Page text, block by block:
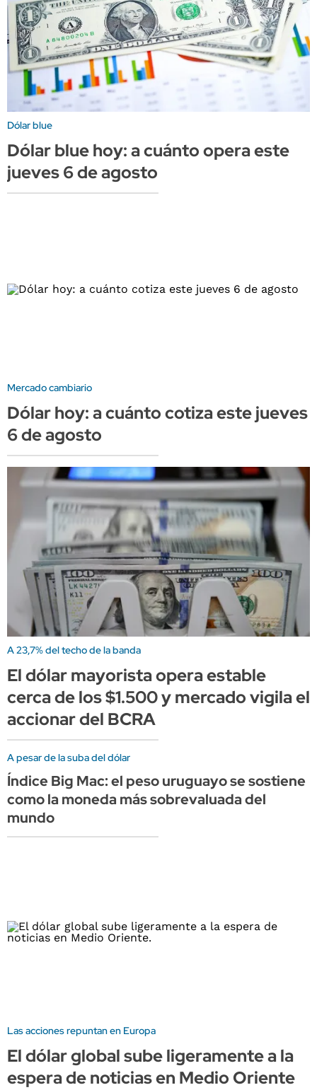
Dólar blue
Dólar blue hoy: a cuánto opera este
jueves 6 de agosto
Mercado cambiario
Dólar hoy: a cuánto cotiza este jueves
6 de agosto
A 23,7% del techo de la banda
El dólar mayorista opera estable
cerca de los $1.500 y mercado vigila el
accionar del BCRA
A pesar de la suba del dólar
Índice Big Mac: el peso uruguayo se sostiene
como la moneda más sobrevaluada del
mundo
Las acciones repuntan en Europa
El dólar global sube ligeramente a la
espera de noticias en Medio Oriente